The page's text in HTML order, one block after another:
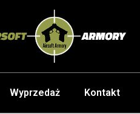
Wyprzedaż Kontakt